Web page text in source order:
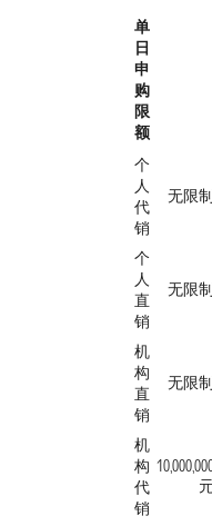
单
日
申
购
限
额
个
人
代
销
无限
个
人
直
销
无限
机
构
直
销
无限
机
构
代
销